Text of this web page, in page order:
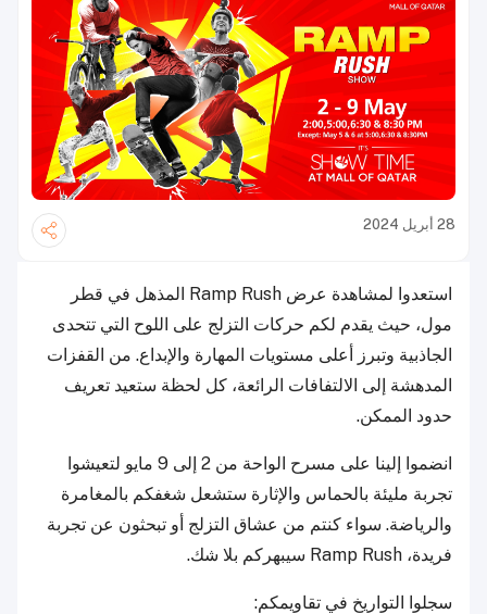
28 أبريل 2024
استعدوا لمشاهدة عرض Ramp Rush المذهل في قطر
مول، حيث يقدم لكم حركات التزلج على اللوح التي تتحدى
الجاذبية وتبرز أعلى مستويات المهارة والإبداع. من القفزات
المدهشة إلى الالتفافات الرائعة، كل لحظة ستعيد تعريف
حدود الممكن.
انضموا إلينا على مسرح الواحة من 2 إلى 9 مايو لتعيشوا
تجربة مليئة بالحماس والإثارة ستشعل شغفكم بالمغامرة
والرياضة. سواء كنتم من عشاق التزلج أو تبحثون عن تجربة
فريدة، Ramp Rush سيبهركم بلا شك.
سجلوا التواريخ في تقاويمكم: